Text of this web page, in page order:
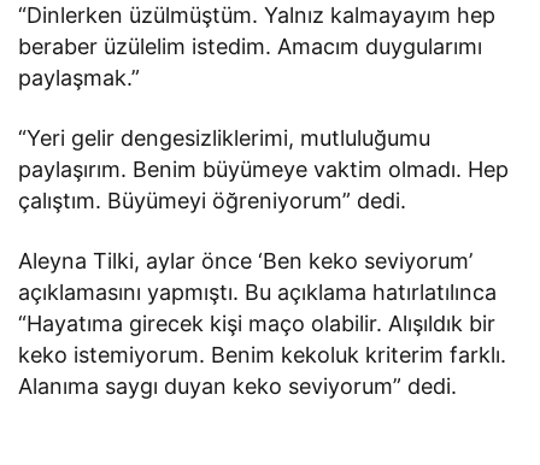
“Dinlerken üzülmüştüm. Yalnız kalmayayım hep
beraber üzülelim istedim. Amacım duygularımı
paylaşmak.”
“Yeri gelir dengesizliklerimi, mutluluğumu
paylaşırım. Benim büyümeye vaktim olmadı. Hep
çalıştım. Büyümeyi öğreniyorum” dedi.
Aleyna Tilki, aylar önce ‘Ben keko seviyorum’
açıklamasını yapmıştı. Bu açıklama hatırlatılınca
“Hayatıma girecek kişi maço olabilir. Alışıldık bir
keko istemiyorum. Benim kekoluk kriterim farklı.
Alanıma saygı duyan keko seviyorum” dedi.